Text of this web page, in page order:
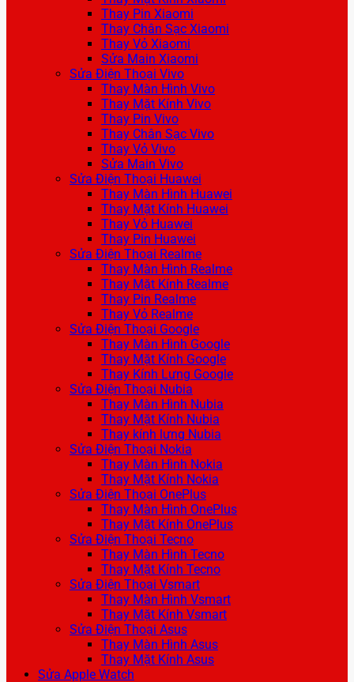
Thay Pin Xiaomi
Thay Chân Sạc Xiaomi
Thay Vỏ Xiaomi
Sửa Main Xiaomi
Sửa Điện Thoại Vivo
Thay Màn Hình Vivo
Thay Mặt Kính Vivo
Thay Pin Vivo
Thay Chân Sạc Vivo
Thay Vỏ Vivo
Sửa Main Vivo
Sửa Điện Thoại Huawei
Thay Màn Hình Huawei
Thay Mặt Kính Huawei
Thay Vỏ Huawei
Thay Pin Huawei
Sửa Điện Thoại Realme
Thay Màn Hình Realme
Thay Mặt Kính Realme
Thay Pin Realme
Thay Vỏ Realme
Sửa Điện Thoại Google
Thay Màn Hình Google
Thay Mặt Kính Google
Thay Kính Lưng Google
Sửa Điện Thoại Nubia
Thay Màn Hình Nubia
Thay Mặt Kính Nubia
Thay kính lưng Nubia
Sửa Điện Thoại Nokia
Thay Màn Hình Nokia
Thay Mặt Kính Nokia
Sửa Điện Thoại OnePlus
Thay Màn Hình OnePlus
Thay Mặt Kính OnePlus
Sửa Điện Thoại Tecno
Thay Màn Hình Tecno
Thay Mặt Kính Tecno
Sửa Điện Thoại Vsmart
Thay Màn Hình Vsmart
Thay Mặt Kính Vsmart
Sửa Điện Thoại Asus
Thay Màn Hình Asus
Thay Mặt Kính Asus
Sửa Apple Watch